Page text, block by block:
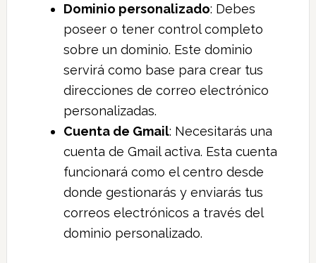
Dominio personalizado: Debes
poseer o tener control completo
sobre un dominio. Este dominio
servirá como base para crear tus
direcciones de correo electrónico
personalizadas.
Cuenta de Gmail: Necesitarás una
cuenta de Gmail activa. Esta cuenta
funcionará como el centro desde
donde gestionarás y enviarás tus
correos electrónicos a través del
dominio personalizado.